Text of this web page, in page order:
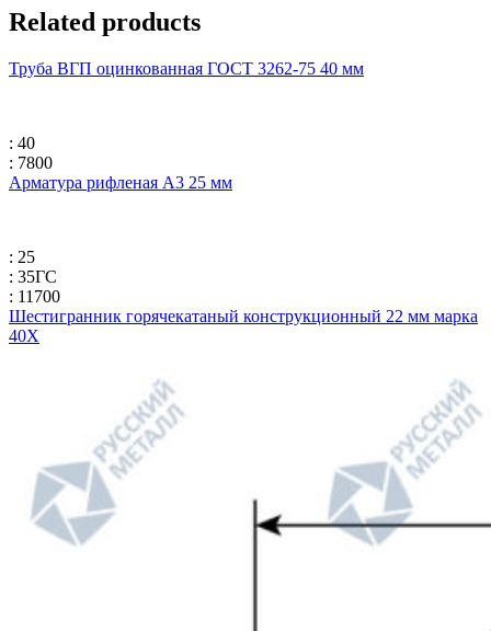
Related products
Труба ВГП оцинкованная ГОСТ 3262-75 40 мм
: 40
: 7800
Арматура рифленая А3 25 мм
: 25
: 35ГС
: 11700
Шестигранник горячекатаный конструкционный 22 мм марка
40Х